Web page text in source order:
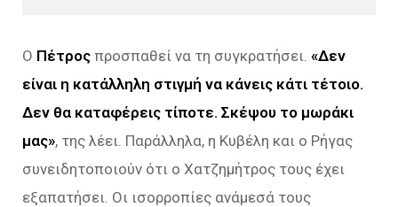
Ο Πέτρος προσπαθεί να τη συγκρατήσει. «Δεν
είναι η κατάλληλη στιγμή να κάνεις κάτι τέτοιο.
Δεν θα καταφέρεις τίποτε. Σκέψου το μωράκι
μας», της λέει. Παράλληλα, η Κυβέλη και ο Ρήγας
συνειδητοποιούν ότι ο Χατζημήτρος τους έχει
εξαπατήσει. Οι ισορροπίες ανάμεσά τους